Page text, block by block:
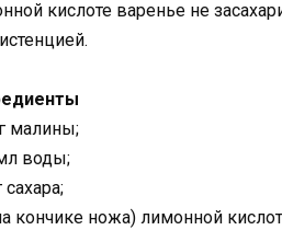
кислоте варенье не
малины;
воды;
сахара;
кончике ножа) лимонной